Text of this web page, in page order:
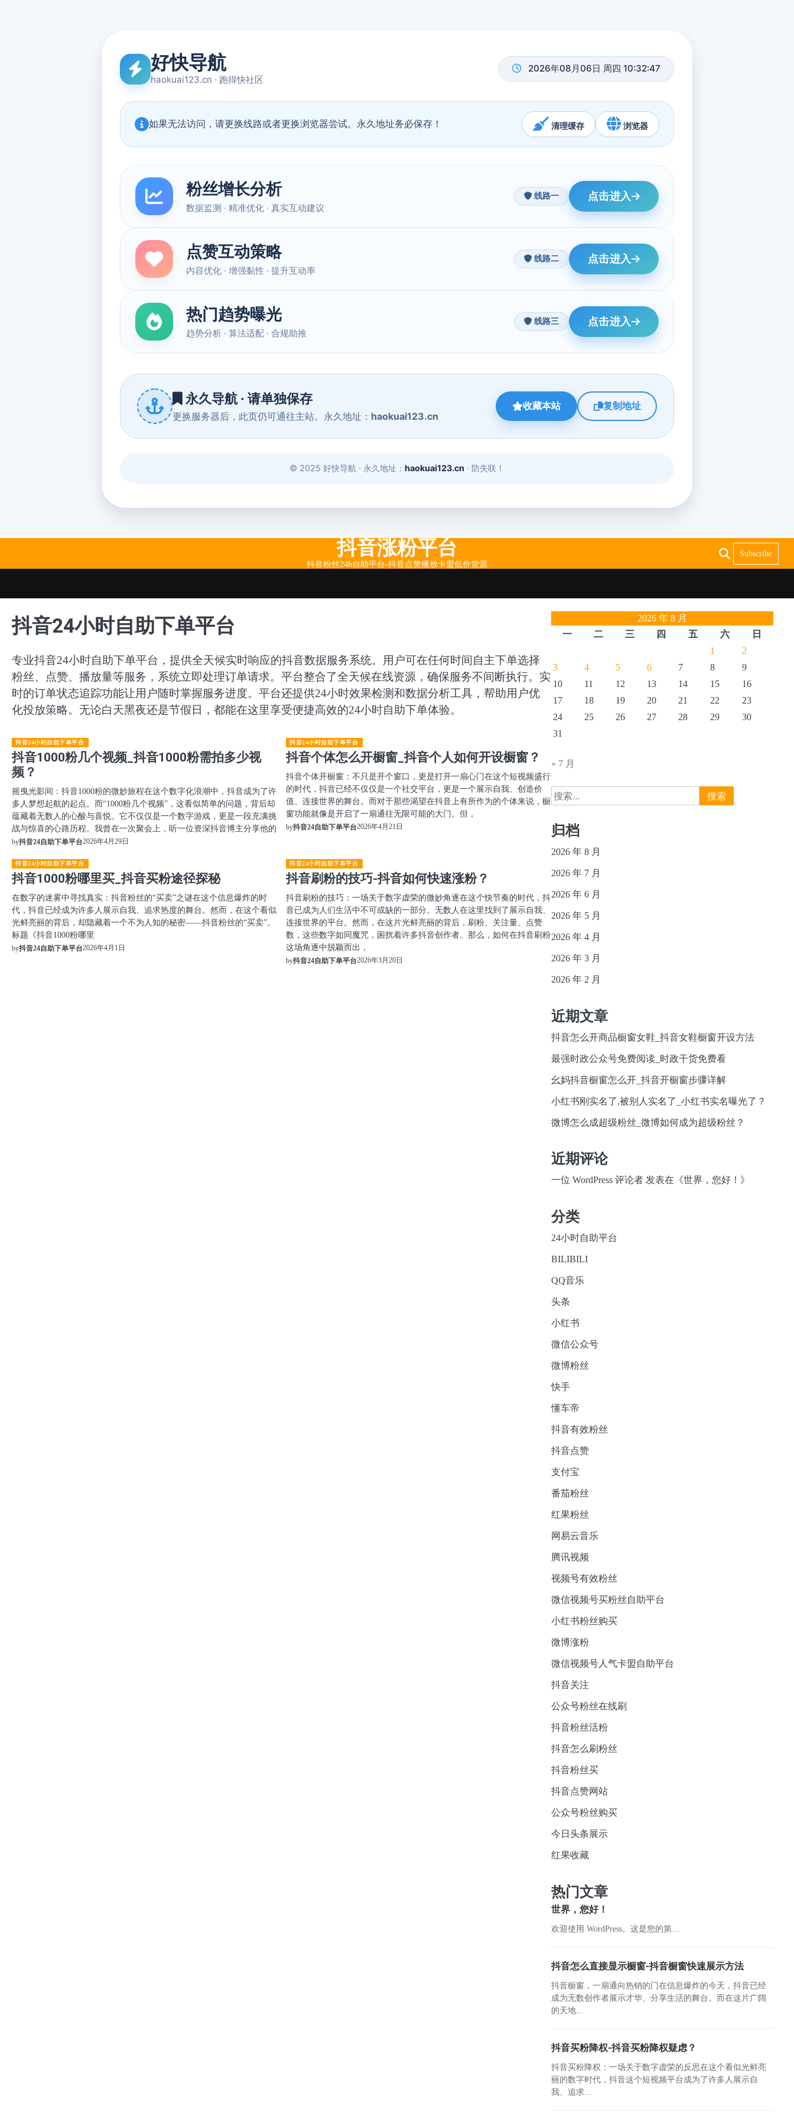
抖音涨粉平台
抖音粉丝24h自助平台-抖音点赞播放卡盟低价货源
Subscribe
抖音24小时自助下单平台
专业抖音24小时自助下单平台，提供全天候实时响应的抖音数据服务系统。用户可在任何时间自主下单选择
粉丝、点赞、播放量等服务，系统立即处理订单请求。平台整合了全天候在线资源，确保服务不间断执行。实
时的订单状态追踪功能让用户随时掌握服务进度。平台还提供24小时效果检测和数据分析工具，帮助用户优
化投放策略。无论白天黑夜还是节假日，都能在这里享受便捷高效的24小时自助下单体验。
抖音24小时自助下单平台
抖音1000粉几个视频_抖音1000粉需拍多少视
频？
摇曳光影间：抖音1000粉的微妙旅程在这个数字化浪潮中，抖音成为了许
多人梦想起航的起点。而“1000粉几个视频”，这看似简单的问题，背后却
蕴藏着无数人的心酸与喜悦。它不仅仅是一个数字游戏，更是一段充满挑
战与惊喜的心路历程。我曾在一次聚会上，听一位资深抖音博主分享他的
by抖音24自助下单平台2026年4月29日
抖音24小时自助下单平台
抖音个体怎么开橱窗_抖音个人如何开设橱窗？
抖音个体开橱窗：不只是开个窗口，更是打开一扇心门在这个短视频盛行
的时代，抖音已经不仅仅是一个社交平台，更是一个展示自我、创造价
值、连接世界的舞台。而对于那些渴望在抖音上有所作为的个体来说，橱
窗功能就像是开启了一扇通往无限可能的大门。但，
by抖音24自助下单平台2026年4月21日
抖音24小时自助下单平台
抖音1000粉哪里买_抖音买粉途径探秘
在数字的迷雾中寻找真实：抖音粉丝的“买卖”之谜在这个信息爆炸的时
代，抖音已经成为许多人展示自我、追求热度的舞台。然而，在这个看似
光鲜亮丽的背后，却隐藏着一个不为人知的秘密——抖音粉丝的“买卖”。
标题《抖音1000粉哪里
by抖音24自助下单平台2026年4月1日
抖音24小时自助下单平台
抖音刷粉的技巧-抖音如何快速涨粉？
抖音刷粉的技巧：一场关于数字虚荣的微妙角逐在这个快节奏的时代，抖
音已成为人们生活中不可或缺的一部分。无数人在这里找到了展示自我、
连接世界的平台。然而，在这片光鲜亮丽的背后，刷粉、关注量、点赞
数，这些数字如同魔咒，困扰着许多抖音创作者。那么，如何在抖音刷粉
这场角逐中脱颖而出，
by抖音24自助下单平台2026年3月20日
2026 年 8 月
一
二 三 四 五 六
日
1
2
3
4 5 6 7 8
9
10
11 12 13 14 15
16
17
18 19 20 21 22
23
24
25 26 27 28 29
30
31
« 7 月
搜
索：
归档
2026 年 8 月
2026 年 7 月
2026 年 6 月
2026 年 5 月
2026 年 4 月
2026 年 3 月
2026 年 2 月
近期文章
抖音怎么开商品橱窗女鞋_抖音女鞋橱窗开设方法
最强时政公众号免费阅读_时政干货免费看
幺妈抖音橱窗怎么开_抖音开橱窗步骤详解
小红书刚实名了,被别人实名了_小红书实名曝光了？
微博怎么成超级粉丝_微博如何成为超级粉丝？
近期评论
一位 WordPress 评论者发表在《世界，您好！ 》
分类
24小时自助平台
BILIBILI
QQ音乐
头条
小红书
微信公众号
微博粉丝
快手
懂车帝
抖音有效粉丝
抖音点赞
支付宝
番茄粉丝
红果粉丝
网易云音乐
腾讯视频
视频号有效粉丝
微信视频号买粉丝自助平台
小红书粉丝购买
微博涨粉
微信视频号人气卡盟自助平台
抖音关注
公众号粉丝在线刷
抖音粉丝活粉
抖音怎么刷粉丝
抖音粉丝买
抖音点赞网站
公众号粉丝购买
今日头条展示
红果收藏
热门文章
世界，您好！
欢迎使用 WordPress。这是您的第…
抖音怎么直接显示橱窗-抖音橱窗快速展示方法
抖音橱窗，一扇通向热销的门在信息爆炸的今天，抖音已经
成为无数创作者展示才华、分享生活的舞台。而在这片广阔
的天地...
抖音买粉降权-抖音买粉降权疑虑？
抖音买粉降权：一场关于数字虚荣的反思在这个看似光鲜亮
丽的数字时代，抖音这个短视频平台成为了许多人展示自
我、追求...